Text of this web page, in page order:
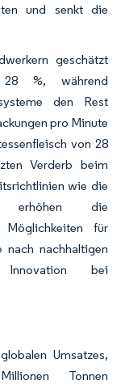
und senkt die
geschätzt
%, während
den Rest
pro Minute
von 28
Verderb beim
wie die
erhöhen die
Möglichkeiten für
nach nachhaltigen
Innovation bei
Umsatzes,
Tonnen